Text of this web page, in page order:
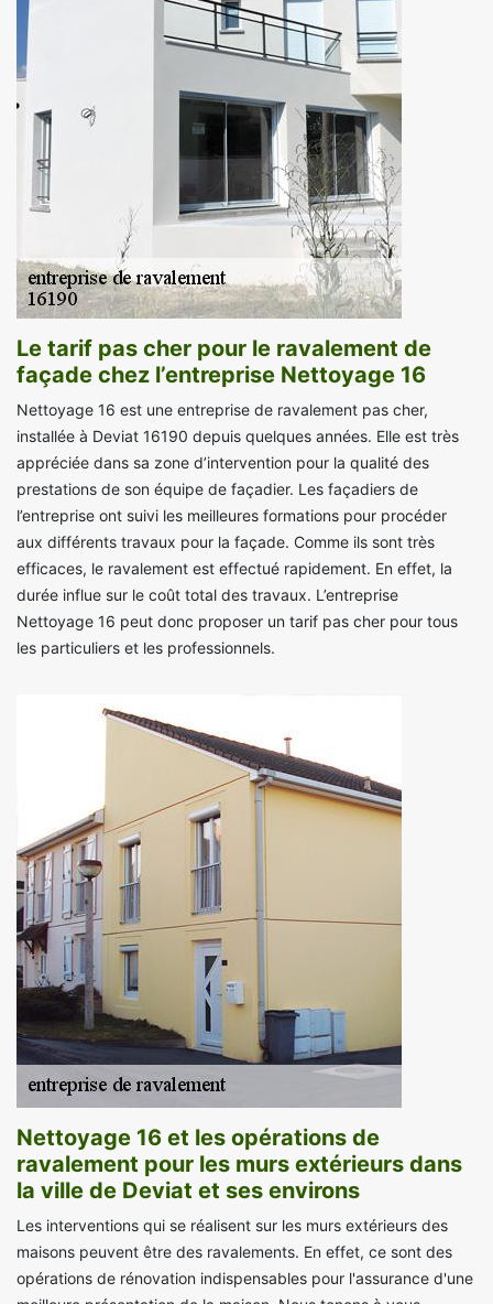
Le tarif pas cher pour le ravalement de
façade chez l’entreprise Nettoyage 16
Nettoyage 16 est une entreprise de ravalement pas cher,
installée à Deviat 16190 depuis quelques années. Elle est très
appréciée dans sa zone d’intervention pour la qualité des
prestations de son équipe de façadier. Les façadiers de
l’entreprise ont suivi les meilleures formations pour procéder
aux différents travaux pour la façade. Comme ils sont très
efficaces, le ravalement est effectué rapidement. En effet, la
durée influe sur le coût total des travaux. L’entreprise
Nettoyage 16 peut donc proposer un tarif pas cher pour tous
les particuliers et les professionnels.
Nettoyage 16 et les opérations de
ravalement pour les murs extérieurs dans
la ville de Deviat et ses environs
Les interventions qui se réalisent sur les murs extérieurs des
maisons peuvent être des ravalements. En effet, ce sont des
opérations de rénovation indispensables pour l'assurance d'une